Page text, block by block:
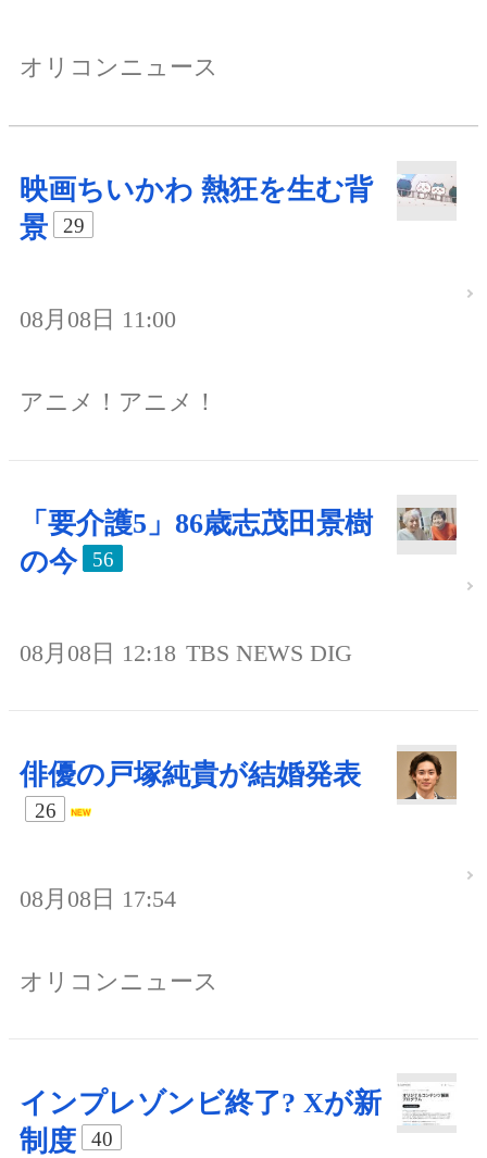
オリコンニュース
映画ちいかわ 熱狂を生む背
景
29
08月08日 11:00
アニメ！アニメ！
「要介護5」86歳志茂田景樹
の今
56
08月08日 12:18 TBS NEWS DIG
俳優の戸塚純貴が結婚発表
26
08月08日 17:54
オリコンニュース
インプレゾンビ終了? Xが新
制度
40